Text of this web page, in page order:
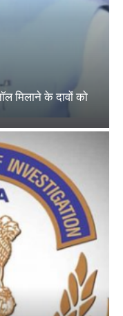
मिलाने के दावों को